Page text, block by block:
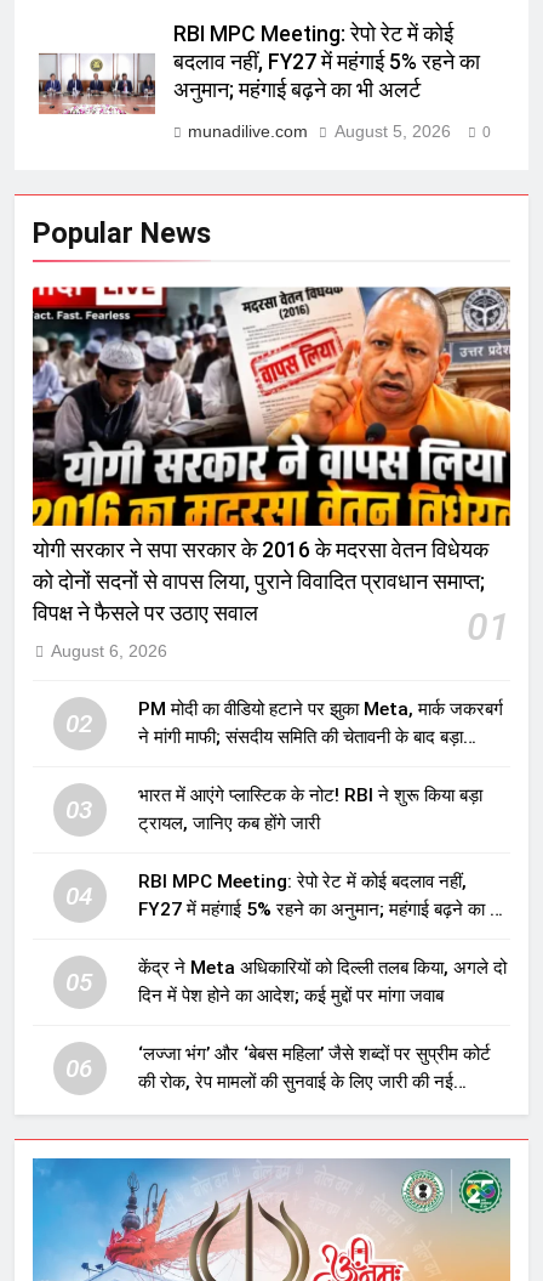
RBI MPC Meeting: रेपो रेट में कोई
बदलाव नहीं, FY27 में महंगाई 5% रहने का
अनुमान; महंगाई बढ़ने का भी अलर्ट
munadilive.com August 5, 2026 0
Popular News
योगी सरकार ने सपा सरकार के 2016 के मदरसा वेतन विधेयक
को दोनों सदनों से वापस लिया, पुराने विवादित प्रावधान समाप्त;
विपक्ष ने फैसले पर उठाए सवाल
01
August 6, 2026
02
PM मोदी का वीडियो हटाने पर झुका Meta, मार्क जकरबर्ग
ने मांगी माफी; संसदीय समिति की चेतावनी के बाद बड़ा
03
भारत में आएंगे प्लास्टिक के नोट! RBI ने शुरू किया बड़ा
ट्रायल, जानिए कब होंगे जारी
04
RBI MPC Meeting: रेपो रेट में कोई बदलाव नहीं,
FY27 में महंगाई 5% रहने का अनुमान; महंगाई बढ़ने का भी
05
केंद्र ने Meta अधिकारियों को दिल्ली तलब किया, अगले दो
दिन में पेश होने का आदेश; कई मुद्दों पर मांगा जवाब
06
‘लज्जा भंग’ और ‘बेबस महिला’ जैसे शब्दों पर सुप्रीम कोर्ट
की रोक, रेप मामलों की सुनवाई के लिए जारी की नई
गाइडलाइंस